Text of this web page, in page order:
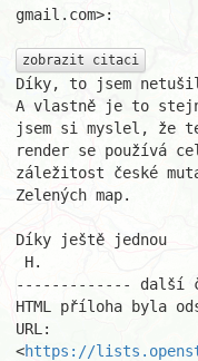
gmail.com>:
zobrazit citaci
Díky, to jsem
A vlastně je to
jsem si myslel, že
render se používá
záležitost české
Zelených map.
Díky ještě jednou
------------- další
HTML příloha byla
URL:
<https://